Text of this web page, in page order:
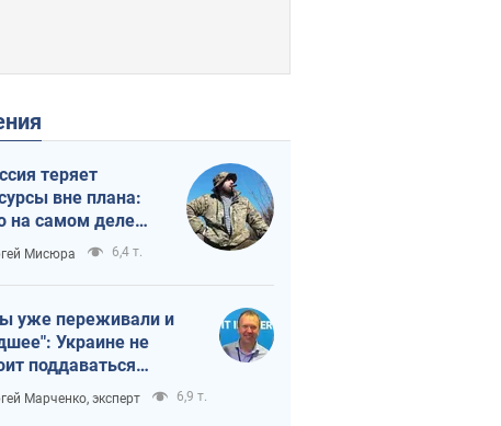
теряет
вне плана:
на самом деле
темп войны
Мисюра 6,4 т.
уже переживали и
Украине не
поддаваться
из-за
террора
Марченко, эксперт 6,9 т.